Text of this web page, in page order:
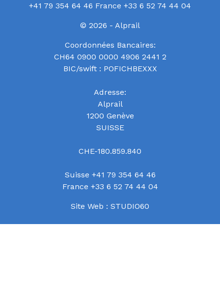
+41 79 354 64 46 France +33 6 52 74 44 04
© 2026 - Alprail
Coordonnées Bancaires:
CH64 0900 0000 4906 2441 2
BIC/swift : POFICHBEXXX
Adresse:
Alprail
1200 Genève
SUISSE
CHE-180.859.840
Suisse +41 79 354 64 46
France +33 6 52 74 44 04
Site Web : STUDIO60